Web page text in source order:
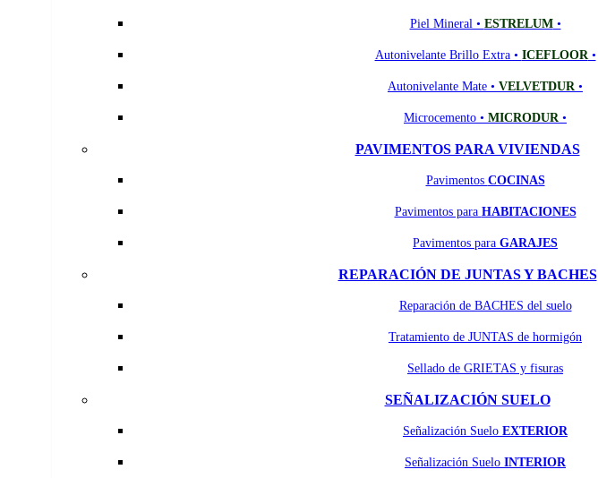
Piel Mineral • ESTRELUM•
Autonivelante Brillo Extra • ICEFLOOR •
Autonivelante Mate • VELVETDUR •
Microcemento • MICRODUR •
PAVIMENTOS PARA VIVIENDAS
Pavimentos COCINAS
Pavimentos para HABITACIONES
Pavimentos para GARAJES
REPARACIÓN DE JUNTAS Y BACHES
Reparación de BACHES del suelo
Tratamiento de JUNTAS de hormigón
Sellado de GRIETAS y fisuras
SEÑALIZACIÓN SUELO
Señalización Suelo EXTERIOR
Señalización Suelo INTERIOR